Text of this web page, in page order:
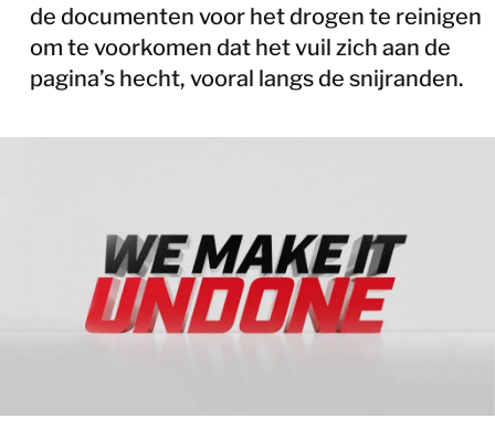
de documenten voor het drogen te reinigen
om te voorkomen dat het vuil zich aan de
pagina’s hecht, vooral langs de snijranden.